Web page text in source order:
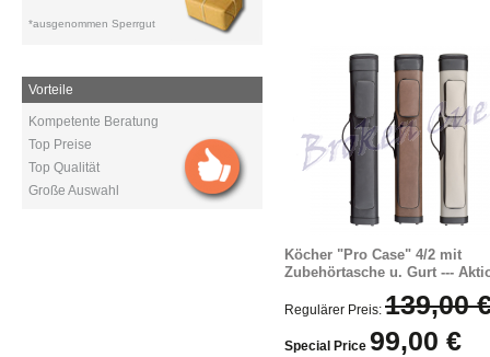
Köcher "Pro Case" 4/2 mit
Zubehörtasche u. Gurt ---
Regulärer Preis: 139,00
Special Price 99,00 €
*ausgenommen Sperrgut
Vorteile
Kompetente Beratung
Top Preise
Top Qualität
Große Auswahl